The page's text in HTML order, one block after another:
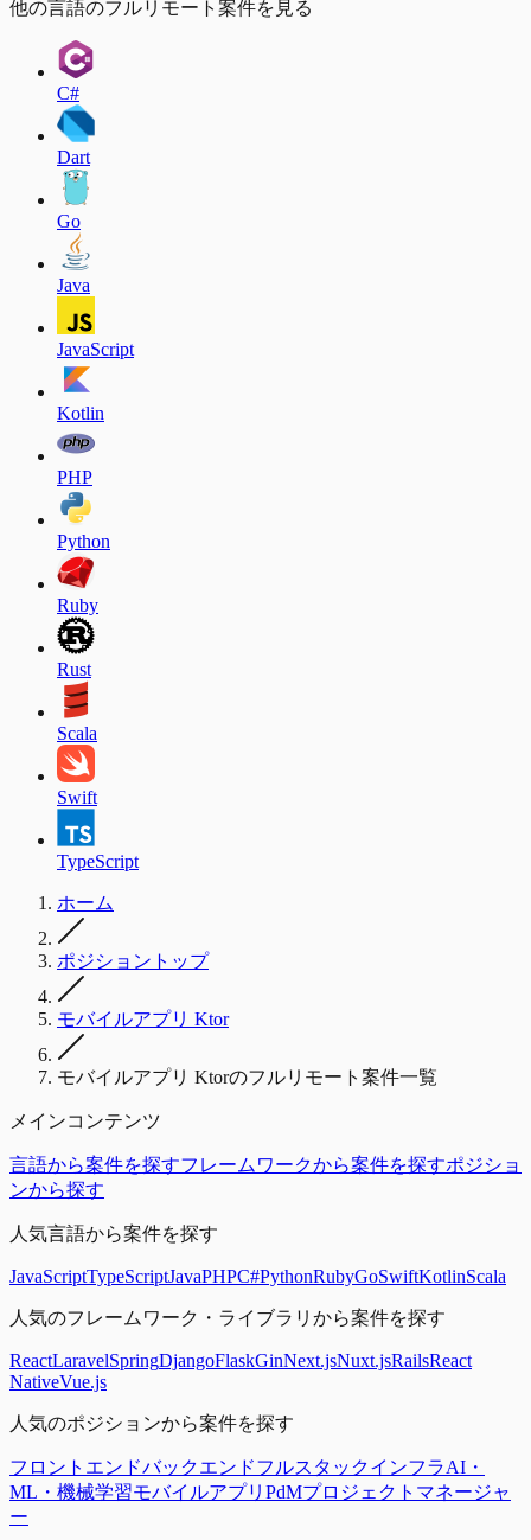
他の言語のフルリモート案件を見る
C#
Dart
Go
Java
JavaScript
Kotlin
PHP
Python
Ruby
Rust
Scala
Swift
TypeScript
ホーム
ポジショントップ
モバイルアプリ Ktor
モバイルアプリ Ktorのフルリモート案件一覧
メインコンテンツ
言語から案件を探すフレームワークから案件を探すポジショ
ンから探す
人気言語から案件を探す
JavaScriptTypeScriptJavaPHPC#PythonRubyGoSwiftKotlinScala
人気のフレームワーク・ライブラリから案件を探す
ReactLaravelSpringDjangoFlaskGinNext.jsNuxt.jsRailsReact
NativeVue.js
人気のポジションから案件を探す
フロントエンドバックエンドフルスタックインフラAI・
ML・機械学習モバイルアプリ PdMプロジェクトマネージャ
ー